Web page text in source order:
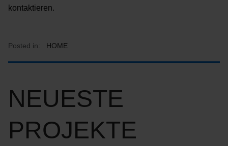
kontaktieren.
Posted in: HOME
NEUESTE
PROJEKTE